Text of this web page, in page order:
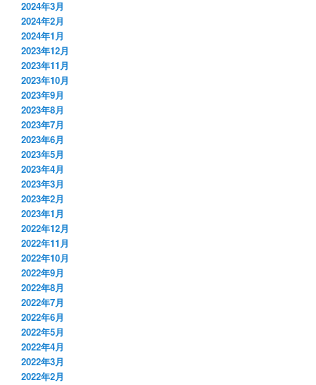
2024年3月
2024年2月
2024年1月
2023年12月
2023年11月
2023年10月
2023年9月
2023年8月
2023年7月
2023年6月
2023年5月
2023年4月
2023年3月
2023年2月
2023年1月
2022年12月
2022年11月
2022年10月
2022年9月
2022年8月
2022年7月
2022年6月
2022年5月
2022年4月
2022年3月
2022年2月